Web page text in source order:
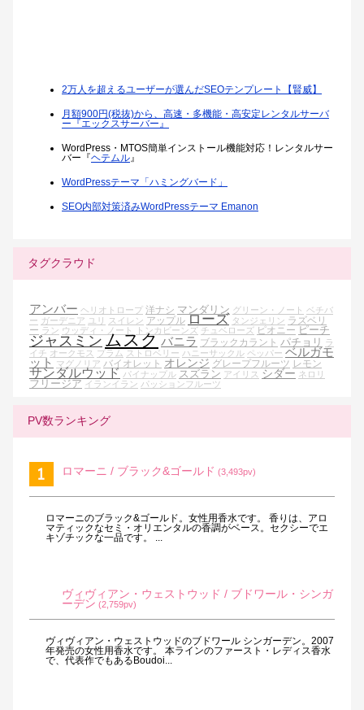
2万人を超えるユーザーが選んだSEOテンプレート【賢威】
月額900円(税抜)から、高速・多機能・高安定レンタルサーバ
ー『エックスサーバー』
WordPress・MTOS簡単インストール機能対応！レンタルサー
バー『ヘテムル』
WordPressテーマ「ハミングバード」
SEO内部対策済みWordPressテーマ Emanon
タグクラウド
アンバー ヘリオトロープ 洋ナシ マンダリン グリーン・ノート ベチバ
ー ガーデニア ユリ スイレン アップル ローズ タンジェリン ラズベリ
ー ラン ウッディ・ノート トンカビーンズ チュベローズ ピオニー ピーチ
ジャスミン ムスクバニラ ブラックカラント パチョリ ラ
イチ オークモス プラム ストロベリー ハニーサックル ペッパー ベルガモ
ット マグノリア バイオレット オレンジ グレープフルーツ レモン
サンダルウッド パイナップル スズラン アイリス シダー ネロリ
フリージア イランイラン パッションフルーツ
PV数ランキング
ロマーニ / ブラック&ゴールド (3,493pv)
ロマーニのブラック&ゴールド。女性用香水です。 香りは、アロ
マティックなセミ・オリエンタルの香調がベース。セクシーでエ
キゾチックな一品です。 ...
ヴィヴィアン・ウェストウッド / ブドワール・シンガ
ーデン (2,759pv)
ヴィヴィアン・ウェストウッドのブドワール シンガーデン。2007
年発売の女性用香水です。 本ラインのファースト・レディス香水
で、代表作でもあるBoudoi...